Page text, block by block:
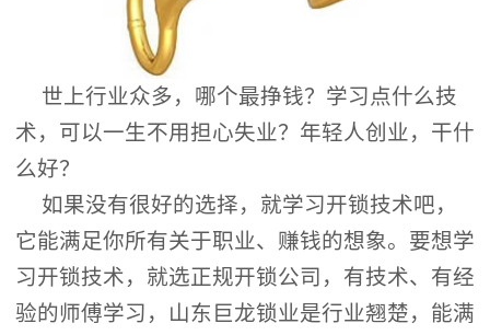
世上行业众多，哪个最挣钱？学习点什么技
术，可以一生不用担心失业？年轻人创业，干什
么好？
如果没有很好的选择，就学习开锁技术吧，
它能满足你所有关于职业、赚钱的想象。要想学
习开锁技术，就选正规开锁公司，有技术、有经
验的师傅学习，山东巨龙锁业是行业翘楚，能满